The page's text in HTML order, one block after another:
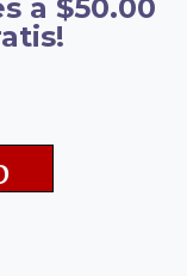
a $50.00